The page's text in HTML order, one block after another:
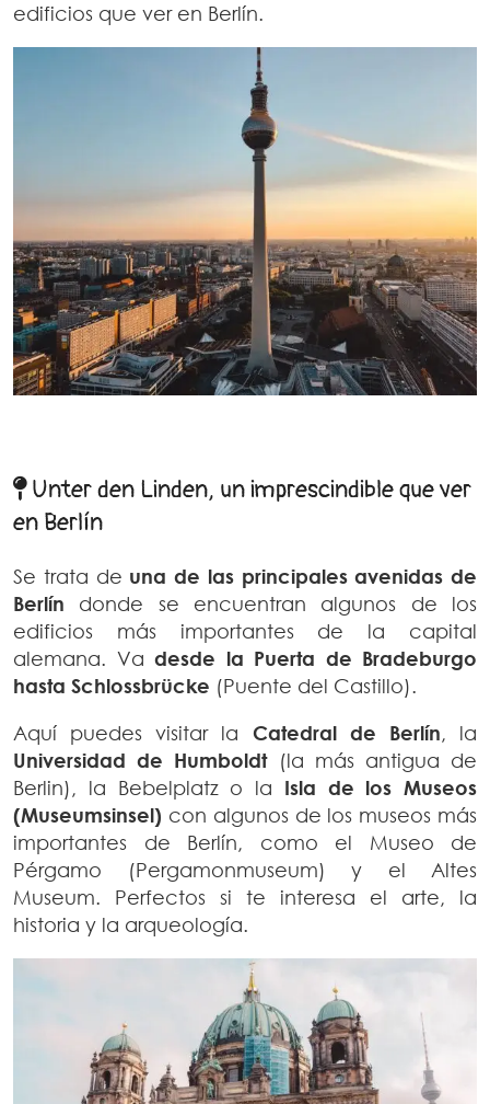
edificios que ver en Berlín.
Unter den Linden, un imprescindible que ver
en Berlín
Se trata de una de las principales avenidas de
Berlín donde se encuentran algunos de los
edificios más importantes de la capital
alemana. Va desde la Puerta de Bradeburgo
hasta Schlossbrücke (Puente del Castillo).
Aquí puedes visitar la Catedral de Berlín,
la
Universidad de Humboldt(la más antigua de
Berlin), la Bebelplatz o la Isla de los Museos
(Museumsinsel) con algunos de los museos más
importantes de Berlín, como el Museo de
Pérgamo (Pergamonmuseum) y el Altes
Museum. Perfectos si te interesa el arte, la
historia y la arqueología.